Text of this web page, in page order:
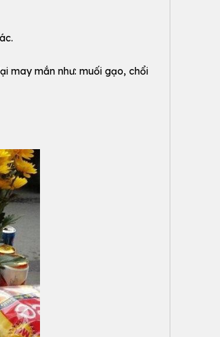
may mắn như: muối gạo, chổi